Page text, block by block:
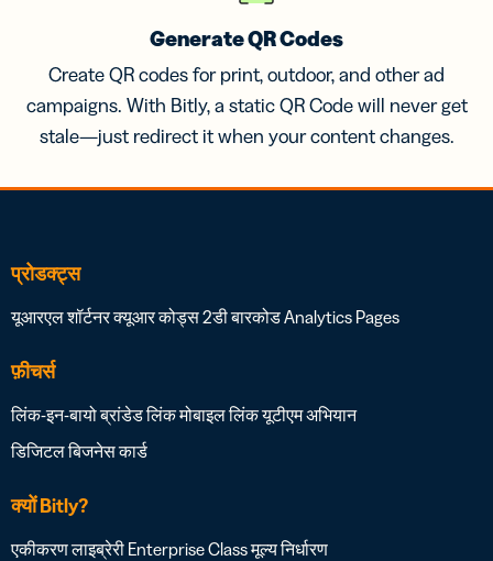
Generate QR Codes
Create QR codes for print, outdoor, and other ad
campaigns. With Bitly, a static QR Code will never get
stale—just redirect it when your content changes.
प्रोडक्ट्स
यूआरएल शॉर्टनरक्यूआर कोड्स2डी बारकोडAnalytics Pages
फ़ीचर्स
लिंक-इन-बायोब्रांडेड लिंकमोबाइल लिंकयूटीएम अभियान
डिजिटल बिजनेस कार्ड
क्यों Bitly?
एकीकरण लाइब्रेरी Enterprise Classमूल्य निर्धारण